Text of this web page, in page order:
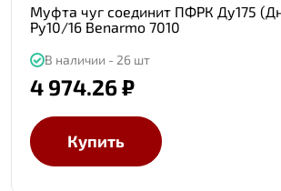
Муфта чуг соединит ПФРК Ду175
Ру10/16 Benarmo 7010
В наличии - 26 шт
4 974.26 ₽
Купить